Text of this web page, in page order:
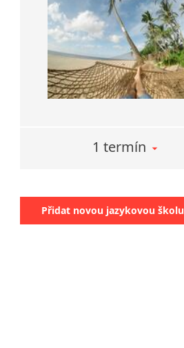
1 termín
Přidat novou jazykovou školu